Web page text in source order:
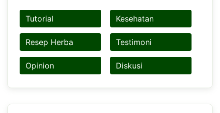
Tutorial Kesehatan
Resep Herba Testimoni
Opinion Diskusi